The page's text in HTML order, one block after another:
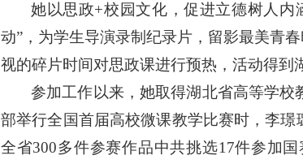
她以思政+校园文化，促进立德树人内
动” ，为学生导演录制纪录片，留影最美青
视的碎片时间对思政课进行预热，活动得到
参加工作以来，她取得湖北省高等学校
部举行全国首届高校微课教学比赛时，李
全省300多件参赛作品中共挑选17件参加国